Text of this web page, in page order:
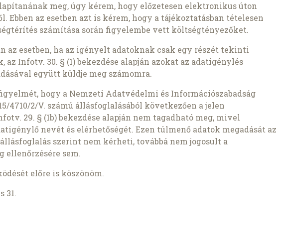
meg, úgy kérem, hogy előzetesen elektronikus úton
Ebben az esetben azt is kérem, hogy a tájékoztatásban tételesen
számítása során figyelembe vett költségtényezőket.
az esetben, ha az igényelt adatoknak csak egy részét tekinti
az Infotv. 30. § (1) bekezdése alapján azokat az adatigénylés
együtt küldje meg számomra.
hogy a Nemzeti Adatvédelmi és Információszabadság
4710/2/V. számú állásfoglalásából következően a jelen
29. § (1b) bekezdése alapján nem tagadható meg, mivel
nevét és elérhetőségét. Ezen túlmenő adatok megadását az
szerint nem kérheti, továbbá nem jogosult a
ellenőrzésére sem.
előre is köszönöm.
31.